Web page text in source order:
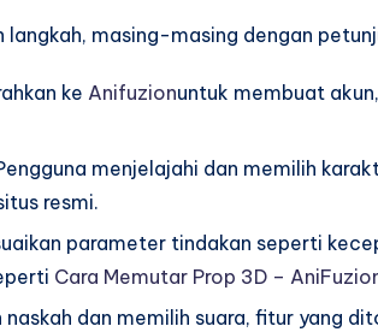
masing-masing dengan
ke Anifuzionuntuk membuat
menjelajahi dan memilih
resmi.
parameter tindakan seperti
Cara Memutar Prop 3D –
naskah dan memilih suara, fitur yang